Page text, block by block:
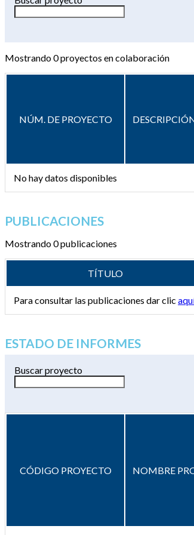
Mostrando0proyectos en colaboración
NÚM. DE PROYECTO
No hay datos disponibles
PUBLICACIONES
Mostrando 0 publicaciones
TÍTULO
Para consultar las publicaciones dar clic
ESTADO DE INFORMES
Buscar proyecto
CÓDIGO PROYECTO NOMBRE